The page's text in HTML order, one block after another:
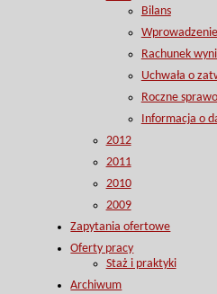
Bilans
Rachunek
Uchwała o
Roczne
Informacja o
2012
2011
2010
2009
Zapytania ofertowe
Oferty pracy
Staż i praktyki
Archiwum